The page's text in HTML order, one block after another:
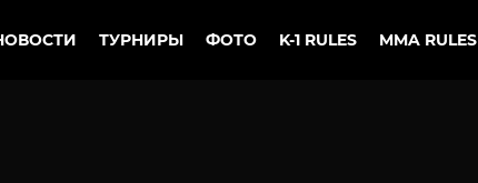
ТУРНИРЫ ФОТО K-1 RULES MMA RULES